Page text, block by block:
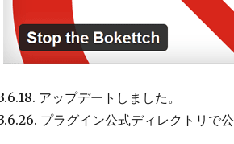
アップデートしました。
プラグイン公式ディレクトリで公